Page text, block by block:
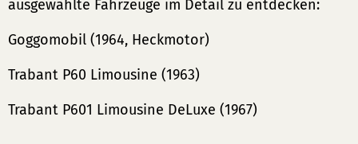
ausgewählte Fahrzeuge im Detail zu entdecken:
Goggomobil (1964, Heckmotor)
Trabant P60 Limousine (1963)
Trabant P601 Limousine DeLuxe (1967)